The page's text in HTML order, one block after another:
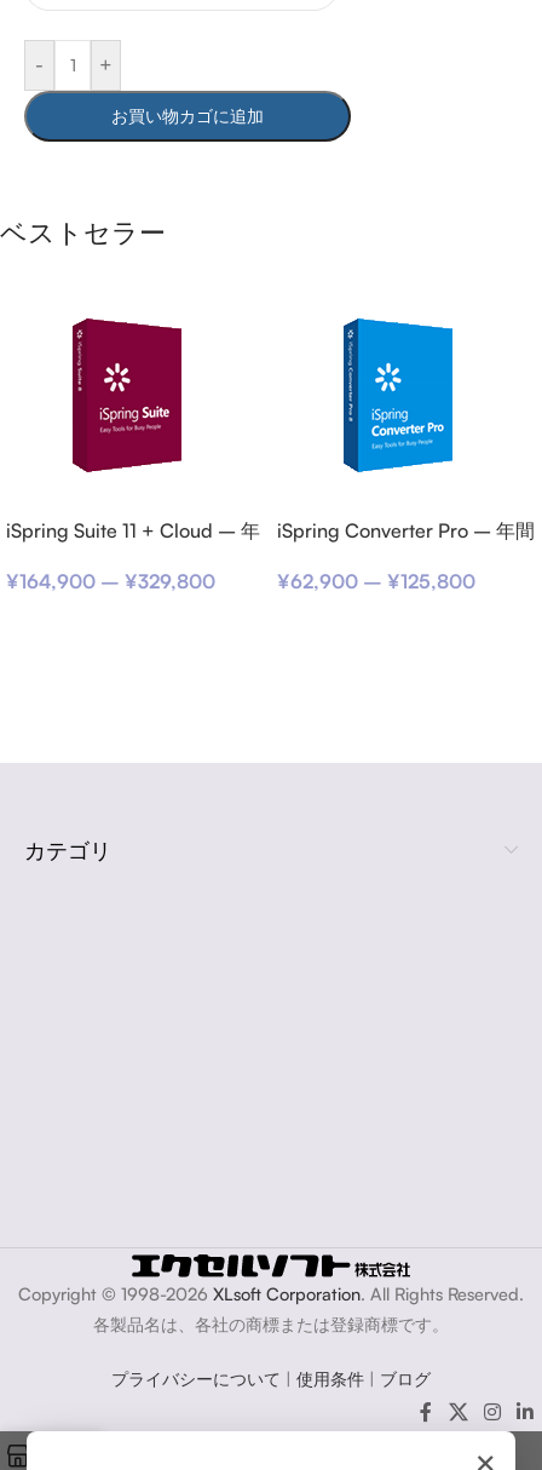
- +
お買い物カゴに追加
ベストセラー
iSpring Suite 11 + Cloud – 年
¥164,900 – ¥329,800
iSpring Converter Pro – 年間
¥62,900 – ¥125,800
カテゴリ
Copyright © 1998-2026 XLsoft Corporation. All Rights Reserved.
各製品名は、各社の商標または登録商標です。
プライバシーについて | 使用条件 | ブログ